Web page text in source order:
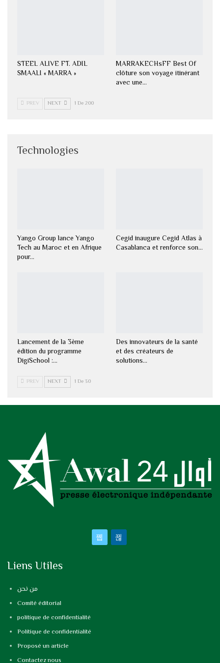
STEEL ALIVE FT. ADIL
SMAALI « MARRA »
MARRAKECHsFF Best Of
clôture son voyage itinérant
avec une…
PREV NEXT 1 De 200
Technologies
Yango Group lance Yango
Tech au Maroc et en Afrique
pour…
Cegid inaugure Cegid Atlas à
Casablanca et renforce son…
Lancement de la 3ème
édition du programme
DigiSchool :…
Des innovateurs de la santé
et des créateurs de
solutions…
PREV NEXT 1 De 30
Liens Utiles
من نحن
Comité éditorial
politique de confidentialité
Politique de confidentialité
Proposé un article
Contactez nous